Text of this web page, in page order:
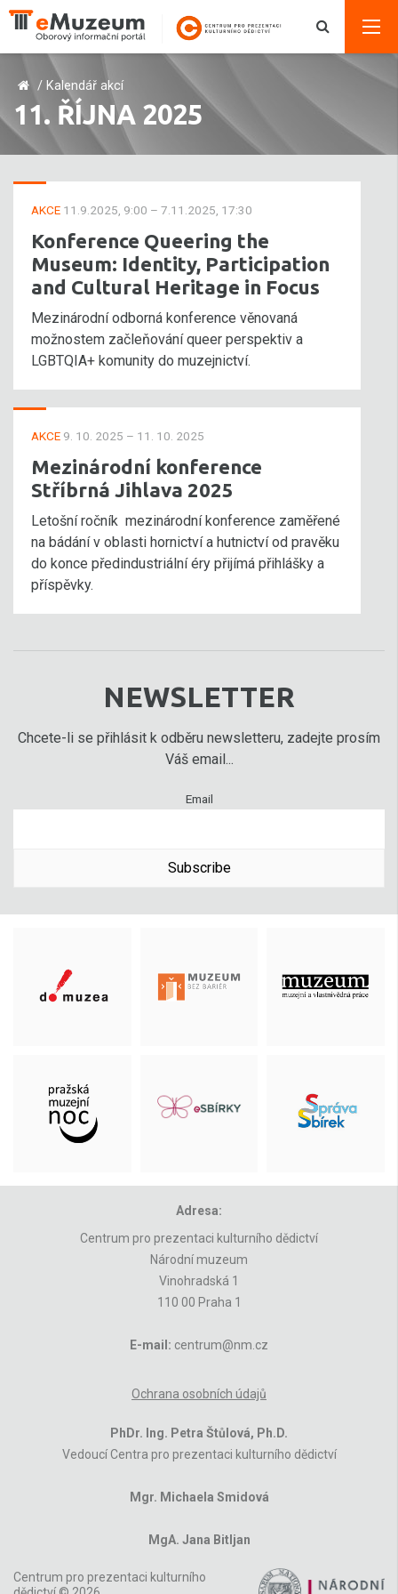
/ Kalendář akcí
11. ŘÍJNA 2025
AKCE 11.9.2025, 9:00 – 7.11.2025, 17:30
Konference Queering the
Museum: Identity, Participation
and Cultural Heritage in Focus
Mezinárodní odborná konference věnovaná
možnostem začleňování queer perspektiv a
LGBTQIA+ komunity do muzejnictví.
AKCE 9. 10. 2025 – 11. 10. 2025
Mezinárodní konference
Stříbrná Jihlava 2025
Letošní ročník mezinárodní konference zaměřené
na bádání v oblasti hornictví a hutnictví od pravěku
do konce předindustriální éry přijímá přihlášky a
příspěvky.
NEWSLETTER
Chcete-li se přihlásit k odběru newsletteru, zadejte prosím
Váš email...
Email
Subscribe
Adresa:
Centrum pro prezentaci kulturního dědictví
Národní muzeum
Vinohradská 1
110 00 Praha 1
E-mail: centrum@nm.cz
Ochrana osobních údajů
PhDr. Ing. Petra Štůlová, Ph.D.
Vedoucí Centra pro prezentaci kulturního dědictví
Mgr. Michaela Smidová
MgA. Jana Bitljan
Centrum pro prezentaci kulturního